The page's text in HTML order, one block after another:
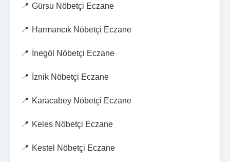
Gürsu Nöbetçi Eczane
Harmancık Nöbetçi Eczane
İnegöl Nöbetçi Eczane
İznik Nöbetçi Eczane
Karacabey Nöbetçi Eczane
Keles Nöbetçi Eczane
Kestel Nöbetçi Eczane